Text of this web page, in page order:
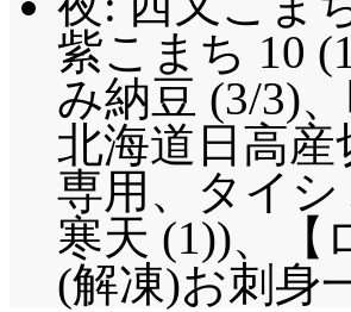
紫こまち 10
み納豆 (3/3)
北海道日高
専用、タイ
寒天 (1))、【
(解凍)お刺身